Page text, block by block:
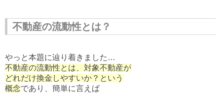
不動産の流動性とは？
やっと本題に辿り着きました…
不動産の流動性とは、対象不動産が
どれだけ換金しやすいか？という
概念であり、簡単に言えば